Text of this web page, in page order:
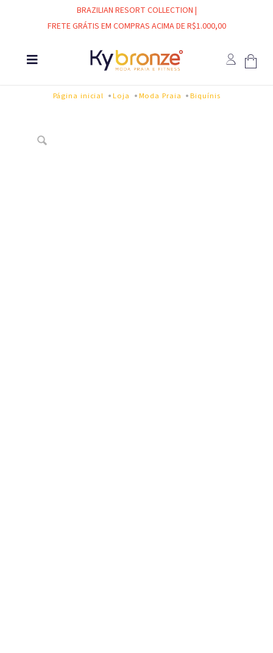
BRAZILIAN RESORT COLLECTION |
FRETE GRÁTIS EM COMPRAS ACIMA DE R$1.000,00
Página inicial Loja Moda Praia Biquínis